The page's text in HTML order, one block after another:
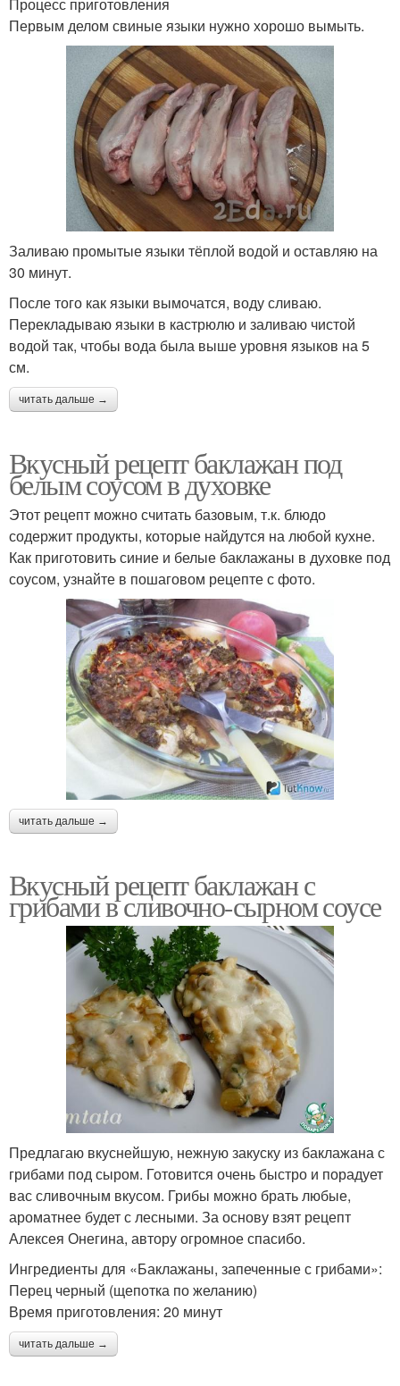
Первым делом свиные языки нужно хорошо вымыть.
Заливаю промытые языки тёплой водой и оставляю на
30 минут.
После того как языки вымочатся, воду сливаю.
Перекладываю языки в кастрюлю и заливаю чистой
водой так, чтобы вода была выше уровня языков на 5
см.
читать дальше →
Вкусный рецепт баклажан под
белым соусом в духовке
Этот рецепт можно считать базовым, т.к. блюдо
содержит продукты, которые найдутся на любой кухне.
Как приготовить синие и белые баклажаны в духовке под
соусом, узнайте в пошаговом рецепте с фото.
читать дальше →
Вкусный рецепт баклажан с
грибами в сливочно-сырном соусе
Предлагаю вкуснейшую, нежную закуску из баклажана с
грибами под сыром. Готовится очень быстро и порадует
вас сливочным вкусом. Грибы можно брать любые,
ароматнее будет с лесными. За основу взят рецепт
Алексея Онегина, автору огромное спасибо.
Ингредиенты для «Баклажаны, запеченные с грибами»:
Перец черный (щепотка по желанию)
Время приготовления: 20 минут
читать дальше →